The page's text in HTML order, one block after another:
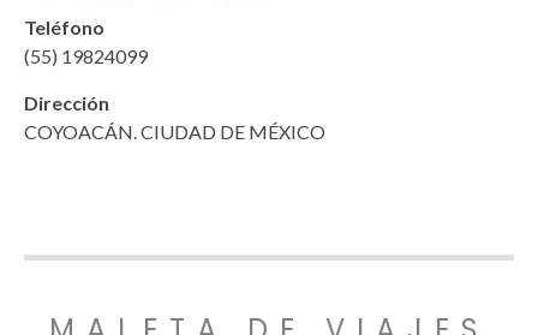
Teléfono
(55) 19824099
Dirección
COYOACÁN. CIUDAD DE MÉXICO